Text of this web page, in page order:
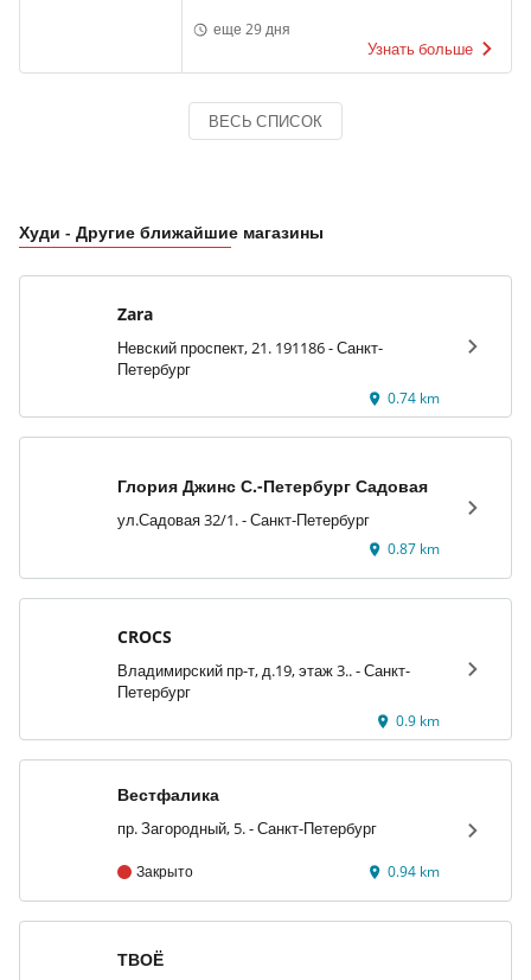
еще 29 дня
Узнать больше
ВЕСЬ СПИСОК
Худи - Другие ближайшие магазины
Zara
Невский проспект, 21. 191186 - Санкт-
Петербург
0.74 km
Глория Джинс С.-Петербург Садовая
ул.Садовая 32/1. - Санкт-Петербург
0.87 km
CROCS
Владимирский пр-т, д.19, этаж 3.. - Санкт-
Петербург
0.9 km
Вестфалика
пр. Загородный, 5. - Санкт-Петербург
Закрыто 0.94 km
ТВОЁ